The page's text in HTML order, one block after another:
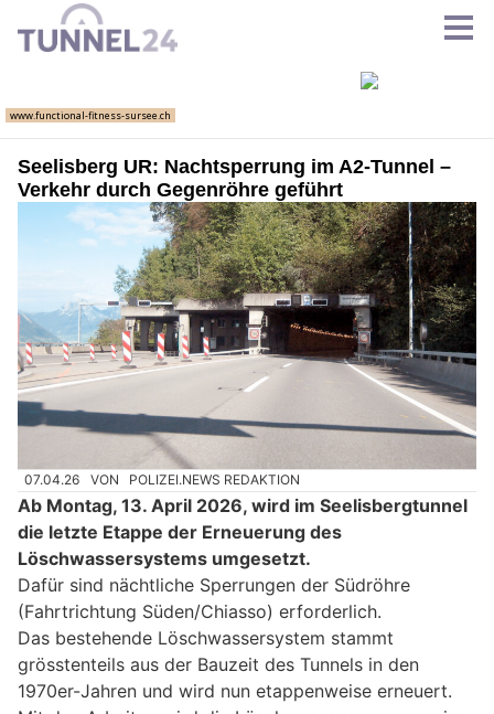
Seelisberg UR: Nachtsperrung im A2-Tunnel –
Verkehr durch Gegenröhre geführt
07.04.26 VON POLIZEI.NEWS REDAKTION
Ab Montag, 13. April 2026, wird im Seelisbergtunnel
die letzte Etappe der Erneuerung des
Löschwassersystems umgesetzt.
Dafür sind nächtliche Sperrungen der Südröhre
(Fahrtrichtung Süden/Chiasso) erforderlich.
Das bestehende Löschwassersystem stammt
grösstenteils aus der Bauzeit des Tunnels in den
1970er-Jahren und wird nun etappenweise erneuert.